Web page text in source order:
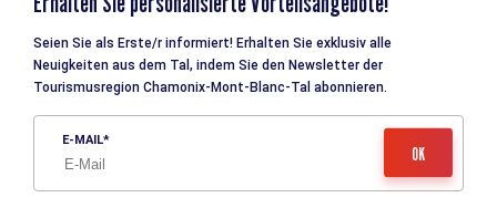
Seien Sie als Erste/r informiert! Erhalten Sie exklusiv alle
Neuigkeiten aus dem Tal, indem Sie den Newsletter der
Tourismusregion Chamonix-Mont-Blanc-Tal abonnieren.
E-MAIL